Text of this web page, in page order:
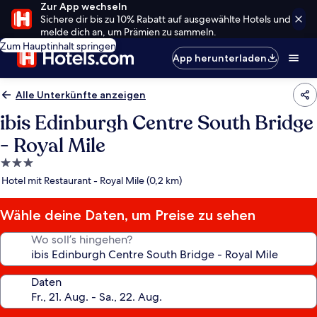
Zur App wechseln
Sichere dir bis zu 10% Rabatt auf ausgewählte Hotels und
melde dich an, um Prämien zu sammeln.
Zum Hauptinhalt springen
App herunterladen
Alle Unterkünfte anzeigen
ibis Edinburgh Centre South Bridge
- Royal Mile
3.0-
Sterne-
Hotel mit Restaurant - Royal Mile (0,2 km)
Wähle deine Daten, um Preise zu sehen
Wo soll’s hingehen?
Daten